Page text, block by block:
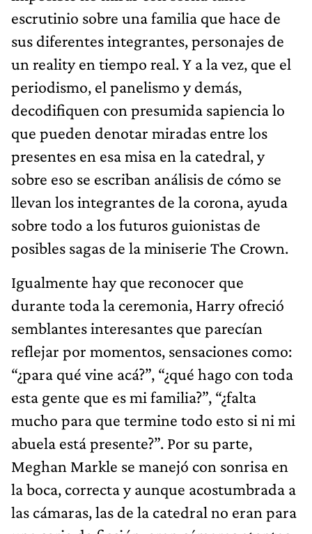
escrutinio sobre una familia que hace de
sus diferentes integrantes, personajes de
un reality en tiempo real. Y a la vez, que el
periodismo, el panelismo y demás,
decodifiquen con presumida sapiencia lo
que pueden denotar miradas entre los
presentes en esa misa en la catedral, y
sobre eso se escriban análisis de cómo se
llevan los integrantes de la corona, ayuda
sobre todo a los futuros guionistas de
posibles sagas de la miniserie The Crown.
Igualmente hay que reconocer que
durante toda la ceremonia, Harry ofreció
semblantes interesantes que parecían
reflejar por momentos, sensaciones como:
“¿para qué vine acá?”, “¿qué hago con toda
esta gente que es mi familia?”, “¿falta
mucho para que termine todo esto si ni mi
abuela está presente?”. Por su parte,
Meghan Markle se manejó con sonrisa en
la boca, correcta y aunque acostumbrada a
las cámaras, las de la catedral no eran para